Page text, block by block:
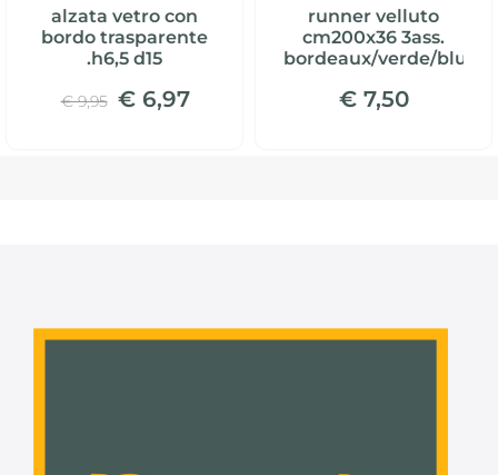
alzata vetro con
bordo trasparente
.h6,5 d15
€ 9,95 € 6,97
runner velluto
cm200x36 3ass.
bordeaux/verde/blu
€ 7,50